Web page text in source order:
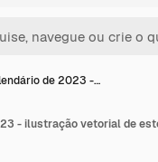
de 2023 -…
- ilustração vetorial de